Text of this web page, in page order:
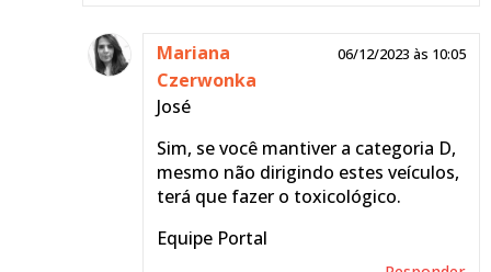
Mariana
Czerwonka
06/12/2023 às 10:05
José
Sim, se você mantiver a categoria D,
mesmo não dirigindo estes veículos,
terá que fazer o toxicológico.
Equipe Portal